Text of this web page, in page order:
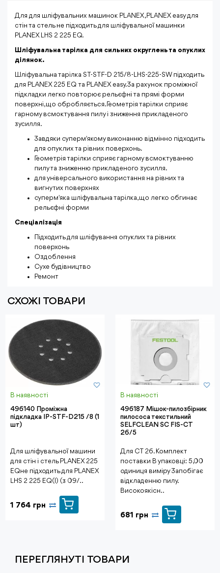
Для для шліфувальних машинок PLANEX, PLANEX easy для
стін та стель не підходить для шліфувальної машинки
PLANEX LHS 2 225 EQ.
Шліфувальна тарілка для сильних округлень та опуклих
ділянок.
Шліфувальна тарілка ST-STF-D 215/8-LHS-225-SW підходить
для PLANEX 225 EQ та PLANEX easy.За рахунок проміжної
підкладки легко повторює рельєфні та прямі форми
поверхні, що обробляється.Геометрія тарілки сприяє
гарному всмоктування пилу і зниження прикладеного
зусилля.
Завдяки суперм'якому виконанню відмінно підходить
для опуклих та рівних поверхонь.
Геометрія тарілки сприяє гарному всмоктуванню
пилу та зниженню прикладеного зусилля.
для універсального використання на рівних та
вигнутих поверхнях
суперм'яка шліфувальна тарілка, що легко обгинає
рельєфні форми
Спеціалізація
Підходить для шліфування опуклих та рівних
поверхонь
Оздоблення
Сухе будівництво
Ремонт
СХОЖІ ТОВАРИ
В наявності
496140 Проміжна
підкладка IP-STF-D215 /8 (1
шт)
Для шліфувальної машини
для стін і стель PLANEX 225
EQне підходить для PLANEX
LHS 2 225 EQ(I) (з 09/..
1 764 грн
В наявності
496187 Мішок-пилозбірник
пилососа текстильний
SELFCLEAN SC FIS-CT
26/5
Для CT 26. Комплект
поставки В упаковці: 5,00
одиниця виміру Запобігає
відкладенню пилу.
Високоякісн..
681 грн
ПЕРЕГЛЯНУТI ТОВАРИ